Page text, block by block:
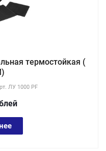
термостойкая (
ЛУ 1000 PF
лей